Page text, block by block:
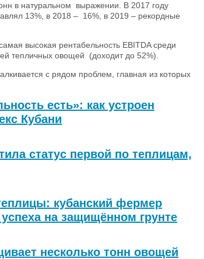
в натуральном выражении. В 2017 году
13%, в 2018 – 16%, в 2019 – рекордные
высокая рентабельность EBITDA среди
тепличных овощей (доходит до 52%).
с рядом проблем, главная из которых
есть»: как устроен
Кубани
статус первой по теплицам,
кубанский фермер
на защищённом грунте
несколько тонн овощей